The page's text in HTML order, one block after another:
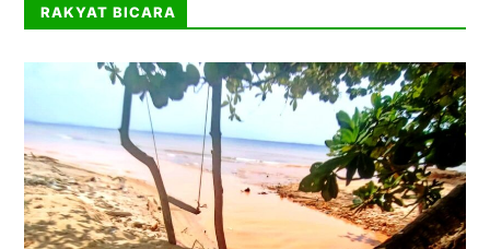
RAKYAT BICARA